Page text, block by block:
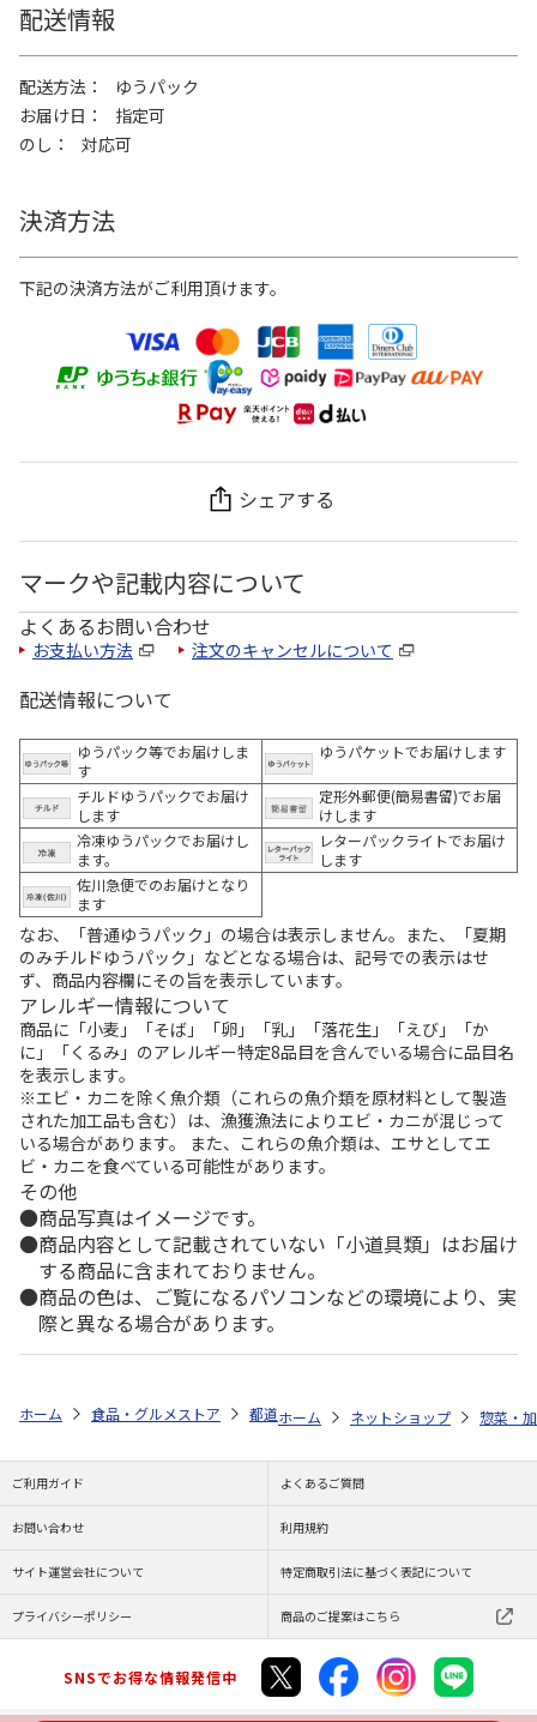
配送情報
配送方法
ゆうパック
お届け日
指定可
のし
対応可
決済方法
下記の決済方法がご利用頂けます。
シェアする
マークや記載内容について
よくあるお問い合わせ
お支払い方法 注文のキャンセルについて
配送情報について
ゆうパック等でお届けしま
す
ゆうパケットでお届けします
チルドゆうパックでお届け
します
定形外郵便(簡易書留)でお届
けします
冷凍ゆうパックでお届けし
ます。
レターパックライトでお届け
します
佐川急便でのお届けとなり
ます
なお、「普通ゆうパック」の場合は表示しません。また、「夏期
のみチルドゆうパック」などとなる場合は、記号での表示はせ
ず、商品内容欄にその旨を表示しています。
アレルギー情報について
商品に「小麦」「そば」「卵」「乳」「落花生」「えび」「か
に」「くるみ」のアレルギー特定8品目を含んでいる場合に品目名
を表示します。
※エビ・カニを除く魚介類（これらの魚介類を原材料として製造
された加工品も含む）は、漁獲漁法によりエビ・カニが混じって
いる場合があります。 また、これらの魚介類は、エサとしてエ
ビ・カニを食べている可能性があります。
その他
商品写真はイメージです。
商品内容として記載されていない「小道具類」はお届け
する商品に含まれておりません。
商品の色は、ご覧になるパソコンなどの環境により、実
際と異なる場合があります。
ホーム 食品・グルメストア 都道府県から探す 岩手県 便利で手
ホーム ネットショップ 惣菜・
ご利用ガイド よくあるご質問
お問い合わせ 利用規約
サイト運営会社について 特定商取引法に基づく表記について
プライバシーポリシー 商品のご提案はこちら
SNSでお得な情報発信中